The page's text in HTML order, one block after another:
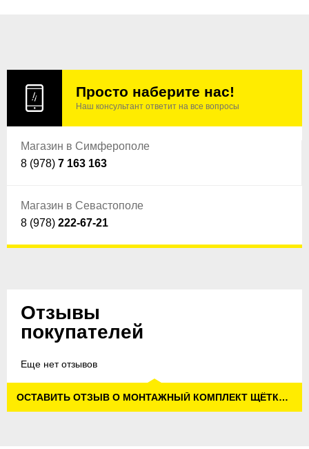
Просто наберите нас!
Наш консультант ответит на все вопросы
Магазин в Симферополе
8 (978) 7 163 163
Магазин в Севастополе
8 (978) 222-67-21
Отзывы
покупателей
Еще нет отзывов
ОСТАВИТЬ ОТЗЫВ О МОНТАЖНЫЙ КОМПЛЕКТ ЩЁТКИ KM 90/60 R